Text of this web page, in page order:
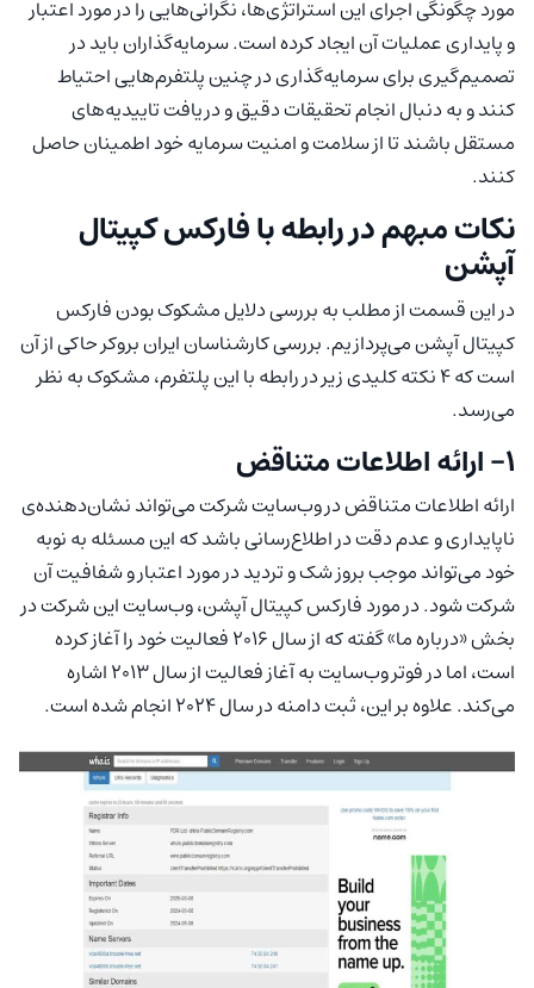
مورد چگونگی اجرای این استراتژی‌ها، نگرانی‌هایی را در مورد اعتبار
و پایداری عملیات آن ایجاد کرده است. سرمایه‌گذاران باید در
تصمیم‌گیری برای سرمایه‌گذاری در چنین پلتفرم‌هایی احتیاط
کنند و به دنبال انجام تحقیقات دقیق و دریافت تاییدیه‌های
مستقل باشند تا از سلامت و امنیت سرمایه خود اطمینان حاصل
کنند.
نکات مبهم در رابطه با فارکس کپیتال
آپشن
در این قسمت از مطلب به بررسی دلایل مشکوک بودن فارکس
کپیتال آپشن می‌پردازیم. بررسی کارشناسان ایران بروکر حاکی از آن
است که 4 نکته کلیدی زیر در رابطه با این پلتفرم، مشکوک به نظر
می‌رسد.
1- ارائه اطلاعات متناقض
ارائه اطلاعات متناقض در وب‌سایت شرکت می‌تواند نشان‌دهنده‌ی
ناپایداری و عدم دقت در اطلاع‌رسانی باشد که این مسئله به نوبه
خود می‌تواند موجب بروز شک و تردید در مورد اعتبار و شفافیت آن
شرکت شود. در مورد فارکس کپیتال آپشن، وب‌سایت این شرکت در
بخش «درباره ما» گفته که از سال 2016 فعالیت خود را آغاز کرده
است، اما در فوتر وب‌سایت به آغاز فعالیت از سال 2013 اشاره
می‌کند. علاوه بر این، ثبت دامنه در سال 2024 انجام شده است.